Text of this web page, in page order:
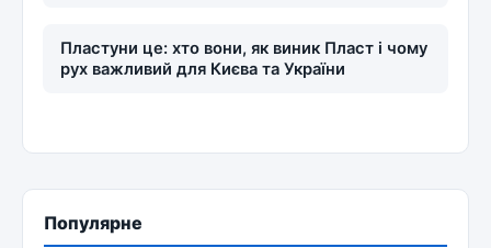
Пластуни це: хто вони, як виник Пласт і чому
рух важливий для Києва та України
Популярне